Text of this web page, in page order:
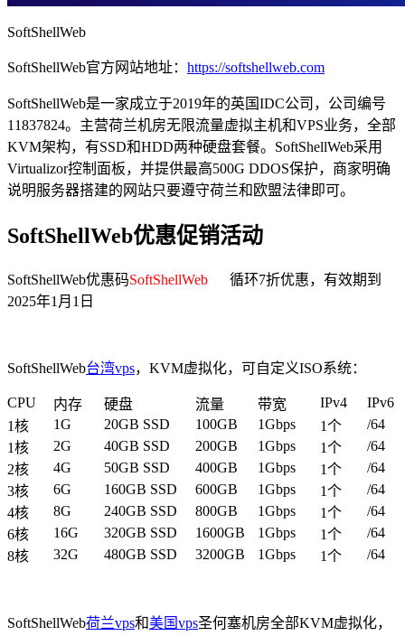
SoftShellWeb
SoftShellWeb官方网站地址： https://softshellweb.com
SoftShellWeb是一家成立于2019年的英国IDC公司，公司编号
11837824。主营荷兰机房无限流量虚拟主机和VPS业务，全部
KVM架构，有SSD和HDD两种硬盘套餐。SoftShellWeb采用
Virtualizor控制面板，并提供最高500G DDOS保护，商家明确
说明服务器搭建的网站只要遵守荷兰和欧盟法律即可。
SoftShellWeb优惠促销活动
SoftShellWeb优惠码SoftShellWeb 循环7折优惠，有效期到
2025年1月1日
SoftShellWeb台湾vps，KVM虚拟化，可自定义ISO系统：
CPU 内存 硬盘 流量 带宽 IPv4
IPv6
1核
1G 20GB SSD 100GB 1Gbps 1个
/64
1核
2G 40GB SSD 200GB 1Gbps 1个
/64
2核
4G 50GB SSD 400GB 1Gbps 1个
/64
3核
6G 160GB SSD 600GB 1Gbps 1个
/64
4核
8G 240GB SSD 800GB 1Gbps 1个
/64
6核
16G 320GB SSD 1600GB 1Gbps 1个
/64
8核
32G 480GB SSD 3200GB 1Gbps 1个 /64
SoftShellWeb荷兰vps和美国vps圣何塞机房全部KVM虚拟化，